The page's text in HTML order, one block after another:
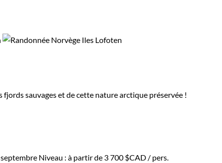
sauvages et de cette nature arctique préservée !
Niveau : à partir de 3 700 $CAD / pers.